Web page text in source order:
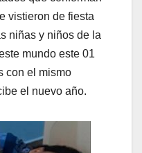
vistieron de fiesta
niñas y niños de la
mundo este 01
con el mismo
el nuevo año.